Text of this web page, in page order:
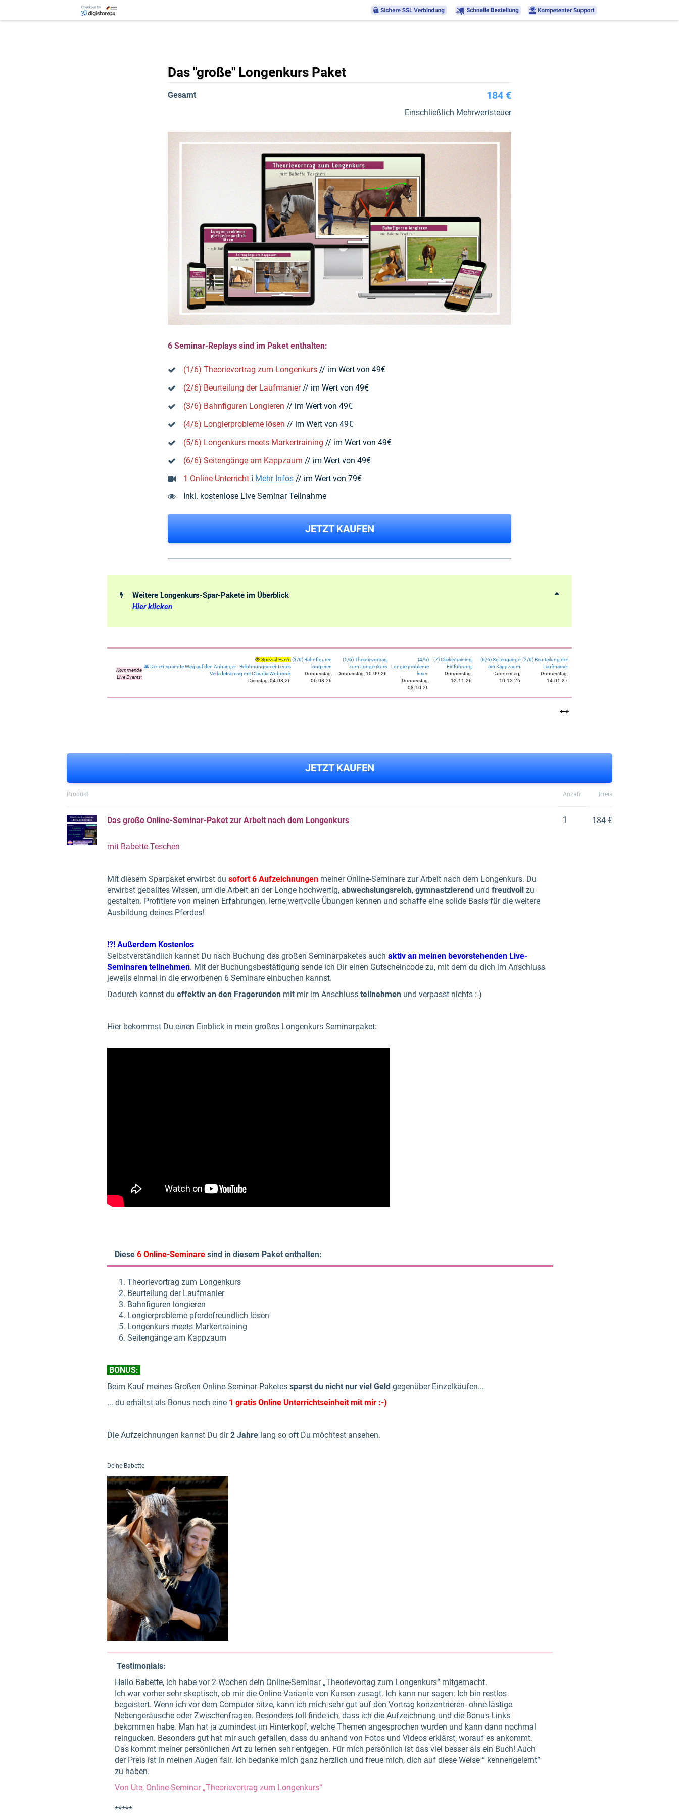
Das "große" Longenkurs Paket
Gesamt 184 €
Einschließlich Mehrwertsteuer
6 Seminar-Replays sind im Paket enthalten:
(1/6) Theorievortrag zum Longenkurs // im Wert von 49€
(2/6) Beurteilung der Laufmanier// im Wert von 49€
(3/6) Bahnfiguren Longieren // im Wert von 49€
(4/6) Longierprobleme lösen // im Wert von 49€
(5/6) Longenkurs meets Markertraining // im Wert von 49€
(6/6) Seitengänge am Kappzaum // im Wert von 49€
1 Online Unterricht ℹ️ Mehr Infos // im Wert von 79€
Inkl. kostenlose Live Seminar Teilnahme
JETZT KAUFEN
Weitere Longenkurs-Spar-Pakete im Überblick
Hier klicken
Kommende
Live Events:
🌟 Spezial-Event
🌆 Der entspannte Weg auf den Anhänger - Belohnungsorientiertes
Verladetraining mit Claudia Wobornik
Dienstag, 04.08.26
(3/6) Bahnfiguren
longieren
Donnerstag,
06.08.26
(1/6) Theorievortrag
zum Longenkurs
Donnerstag, 10.09.26
(4/6)
Longierprobleme
lösen
Donnerstag,
08.10.26
(7) Clickertraining
Einführung
Donnerstag,
12.11.26
(6/6) Seitengänge
am Kappzaum
Donnerstag,
10.12.26
(2/6) Beurteilung der
Laufmanier
Donnerstag,
14.01.27
↔
JETZT KAUFEN
Produkt Anzahl Preis
Das große Online-Seminar-Paket zur Arbeit nach dem Longenkurs
mit Babette Teschen
Mit diesem Sparpaket erwirbst du sofort 6 Aufzeichnungen meiner Online-Seminare zur Arbeit nach dem Longenkurs. Du
erwirbst geballtes Wissen, um die Arbeit an der Longe hochwertig, abwechslungsreich, gymnastzierend und freudvoll
zu
gestalten. Profitiere von meinen Erfahrungen, lerne wertvolle Übungen kennen und schaffe eine solide Basis für die weitere
Ausbildung deines Pferdes!
!?! Außerdem Kostenlos
Selbstverständlich kannst Du nach Buchung des großen Seminarpaketes auch aktiv an meinen bevorstehenden Live-
Seminaren teilnehmen. Mit der Buchungsbestätigung sende ich Dir einen Gutscheincode zu, mit dem du dich im Anschluss
jeweils einmal in die erworbenen 6 Seminare einbuchen kannst.
Dadurch kannst du effektiv an den Fragerunden mit mir im Anschluss teilnehmen und verpasst nichts :-)
Hier bekommst Du einen Einblick in mein großes Longenkurs Seminarpaket:
Diese 6 Online-Seminare sind in diesem Paket enthalten:
Theorievortrag zum Longenkurs
Beurteilung der Laufmanier
Bahnfiguren longieren
Longierprobleme pferdefreundlich lösen
Longenkurs meets Markertraining
Seitengänge am Kappzaum
BONUS:
Beim Kauf meines Großen Online-Seminar-Paketes sparst du nicht nur viel Geld gegenüber Einzelkäufen...
... du erhältst als Bonus noch eine 1 gratis Online Unterrichtseinheitmit mir :-)
Die Aufzeichnungen kannst Du dir2 Jahre lang so oft Du möchtest ansehen.
Deine Babette
Testimonials:
Hallo Babette, ich habe vor 2 Wochen dein Online-Seminar „Theorievortag zum Longenkurs“ mitgemacht.
Ich war vorher sehr skeptisch, ob mir die Online Variante von Kursen zusagt. Ich kann nur sagen: Ich bin restlos
begeistert. Wenn ich vor dem Computer sitze, kann ich mich sehr gut auf den Vortrag konzentrieren- ohne lästige
Nebengeräusche oder Zwischenfragen. Besonders toll finde ich, dass ich die Aufzeichnung und die Bonus-Links
bekommen habe. Man hat ja zumindest im Hinterkopf, welche Themen angesprochen wurden und kann dann nochmal
reingucken. Besonders gut hat mir auch gefallen, dass du anhand von Fotos und Videos erklärst, worauf es ankommt.
Das kommt meiner persönlichen Art zu lernen sehr entgegen. Für mich persönlich ist das viel besser als ein Buch! Auch
der Preis ist in meinen Augen fair. Ich bedanke mich ganz herzlich und freue mich, dich auf diese Weise “ kennengelernt“
zu haben.
Von Ute, Online-Seminar „Theorievortrag zum Longenkurs“
*****
1 184 €